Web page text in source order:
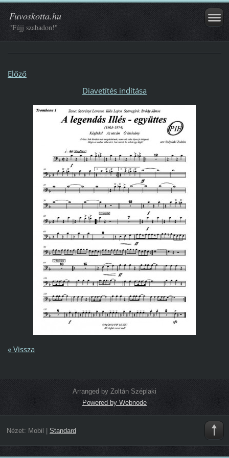
Fuvoskotta.hu
"Fújj szabadon!"
Előző
Diavetítés indítása
« Vissza
Arranged by Zoltán Széplaki
Powered by Webnode
Nézet: Mobil Standard